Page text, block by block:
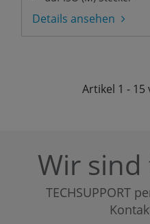
Details ansehen
Artikel 1 - 15
Wir sind
TECHSUPPORT